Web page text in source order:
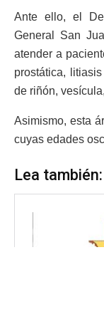
Ante ello, el
General San
atender a
prostática,
de riñón,
Asimismo, esta
cuyas edades
Lea también: